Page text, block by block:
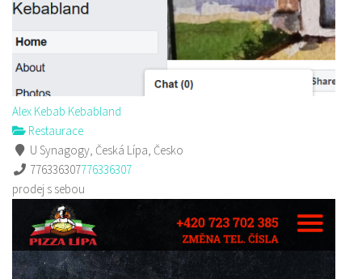
Alex Kebab Kebabland
Restaurace
U Synagogy, Česká Lípa, Česko
776336307776336307
prodej s sebou